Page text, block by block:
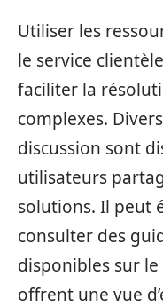
Utiliser les
le service
faciliter la
complexes.
discussion sont
utilisateurs
solutions. Il peut
consulter des
disponibles sur
offrent une vue